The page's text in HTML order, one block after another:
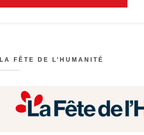
LA FÊTE DE L’HUMANITÉ